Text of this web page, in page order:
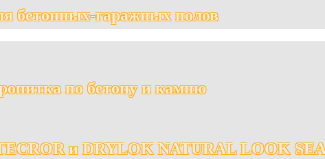
бетонных-гаражных полов
по бетону и камню
и DRYLOK NATURAL LOOK